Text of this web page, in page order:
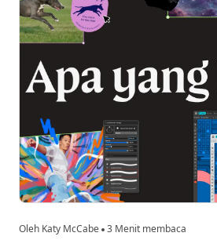
Oleh Katy McCabe 3 Menit membaca